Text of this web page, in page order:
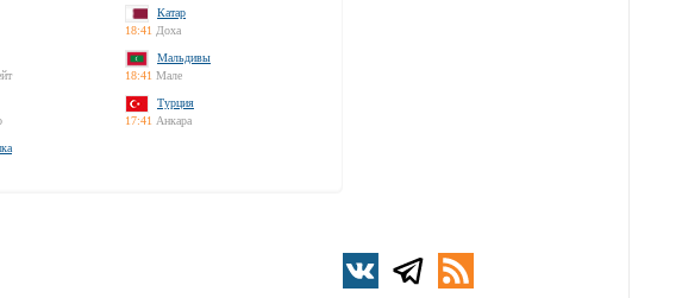
Катар
18:41 Доха
Мальдивы
18:41 Мале
Турция
17:41 Анкара